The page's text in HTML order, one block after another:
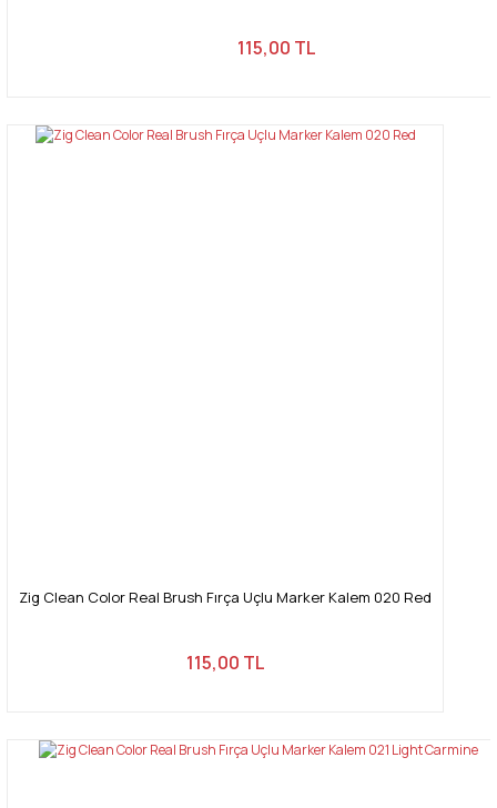
115,00 TL
Zig Clean Color Real Brush Fırça Uçlu Marker Kalem 020 Red
115,00 TL